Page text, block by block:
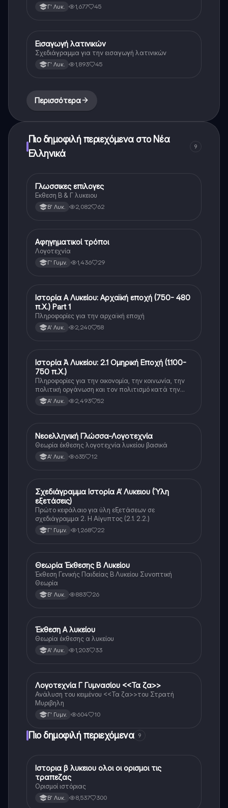
Γ' Λυκ. 1,677 45
Λατινικά
Εισαγωγή λατινικών
Σχεδιάγραμμα για την εισαγωγή λατινικών
Γ' Λυκ. 1,893 45
Περισσότερα
Πιο δημοφιλή περιεχόμενα στο Νέα
Ελληνικά
9
Νέα Ελληνικά
Γλωσσικες επιλογες
Εκθεση Β & Γ λυκειου
Β' Λυκ. 2,082 62
Νέα Ελληνικά
Αφηγηματικοί τρόποι
Λογοτεχνία
Γ' Γυμν. 1,436 29
Νέα Ελληνικά
Ιστορία Α Λυκείου: Αρχαϊκή εποχή (750- 480
π.Χ.) Part 1
Πληροφορίες για την αρχαϊκή εποχή
Α' Λυκ. 2,240 58
Νέα Ελληνικά
Ιστορία Ά Λυκείου: 2.1 Ομηρική Εποχή (1.100-
750 π.Χ.)
Πληροφορίες για την οικονομία, την κοινωνία, την
πολιτική οργάνωση και τον πολιτισμό κατά την
διάρκεια της ομηρικής εποχής.
Α' Λυκ. 2,493 52
Νέα Ελληνικά
Νεοελληνική Γλώσσα-Λογοτεχνία
Θεωρία έκθεσης λογοτεχνία λυκείου βασικά
Α' Λυκ. 635 12
Νέα Ελληνικά
Σχεδιάγραμμα Ιστορία Α’ Λυκειου (Ύλη
εξετάσεις)
Πρώτο κεφάλαιο για ύλη εξετάσεων σε
σχεδιάγραμμα 2. Η Αίγυπτος (2.1. 2.2.)
Γ' Γυμν. 1,268 22
Νέα Ελληνικά
Θεωρία Έκθεσης Β Λυκείου
Έκθεση Γενικής Παιδείας Β Λυκείου Συνοπτική
Θεωρία
Β' Λυκ. 883 26
Νέα Ελληνικά
Έκθεση Α λυκείου
Θεωρία έκθεσης α λυκείου
Α' Λυκ. 1,203 33
Νέα Ελληνικά
Λογοτεχνία Γ Γυμνασίου <<Τα ζα>>
Ανάλυση του κειμένου <<Τα ζα>>του Στρατή
Μυριβηλη
Γ' Γυμν. 604 10
Πιο δημοφιλή περιεχόμενα 9
Ιστορία
Ιστορια β λυκειου ολοι οι ορισμοι τις
τραπεζας
Ορισμοί ιστόριας
Β' Λυκ. 8,537 300